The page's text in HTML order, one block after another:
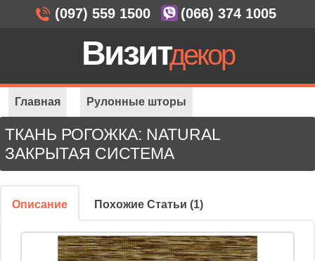
ТКАНЬ РОГОЖКА: NATURAL
ЗАКРЫТАЯ СИСТЕМА
Описание Похожие Статьи (1)
Главная Рулонные шторы
Закрытая система Ткань рогожка: Natural
(097) 559 1500 (066) 374 1005
Визитдекор